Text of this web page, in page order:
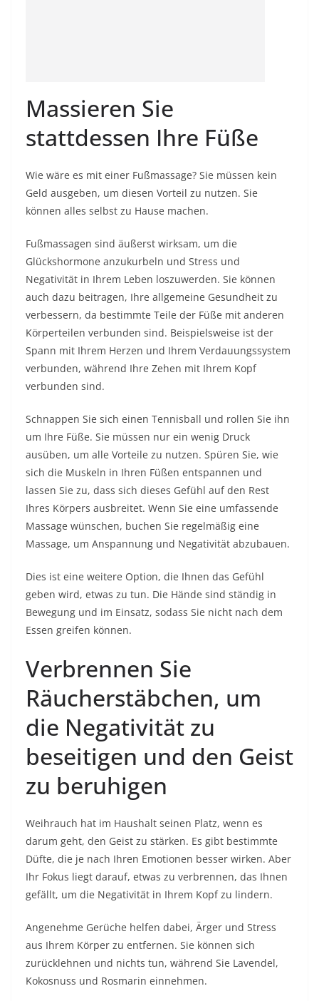
Massieren Sie
stattdessen Ihre Füße
Wie wäre es mit einer Fußmassage? Sie müssen kein
Geld ausgeben, um diesen Vorteil zu nutzen. Sie
können alles selbst zu Hause machen.
Fußmassagen sind äußerst wirksam, um die
Glückshormone anzukurbeln und Stress und
Negativität in Ihrem Leben loszuwerden. Sie können
auch dazu beitragen, Ihre allgemeine Gesundheit zu
verbessern, da bestimmte Teile der Füße mit anderen
Körperteilen verbunden sind. Beispielsweise ist der
Spann mit Ihrem Herzen und Ihrem Verdauungssystem
verbunden, während Ihre Zehen mit Ihrem Kopf
verbunden sind.
Schnappen Sie sich einen Tennisball und rollen Sie ihn
um Ihre Füße. Sie müssen nur ein wenig Druck
ausüben, um alle Vorteile zu nutzen. Spüren Sie, wie
sich die Muskeln in Ihren Füßen entspannen und
lassen Sie zu, dass sich dieses Gefühl auf den Rest
Ihres Körpers ausbreitet. Wenn Sie eine umfassende
Massage wünschen, buchen Sie regelmäßig eine
Massage, um Anspannung und Negativität abzubauen.
Dies ist eine weitere Option, die Ihnen das Gefühl
geben wird, etwas zu tun. Die Hände sind ständig in
Bewegung und im Einsatz, sodass Sie nicht nach dem
Essen greifen können.
Verbrennen Sie
Räucherstäbchen, um
die Negativität zu
beseitigen und den Geist
zu beruhigen
Weihrauch hat im Haushalt seinen Platz, wenn es
darum geht, den Geist zu stärken. Es gibt bestimmte
Düfte, die je nach Ihren Emotionen besser wirken. Aber
Ihr Fokus liegt darauf, etwas zu verbrennen, das Ihnen
gefällt, um die Negativität in Ihrem Kopf zu lindern.
Angenehme Gerüche helfen dabei, Ärger und Stress
aus Ihrem Körper zu entfernen. Sie können sich
zurücklehnen und nichts tun, während Sie Lavendel,
Kokosnuss und Rosmarin einnehmen.